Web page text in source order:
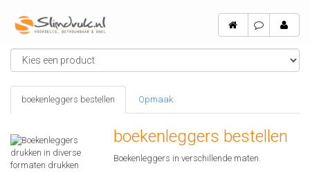
boekenleggers bestellen Opmaak
boekenleggers bestellen
Boekenleggers in verschillende maten.